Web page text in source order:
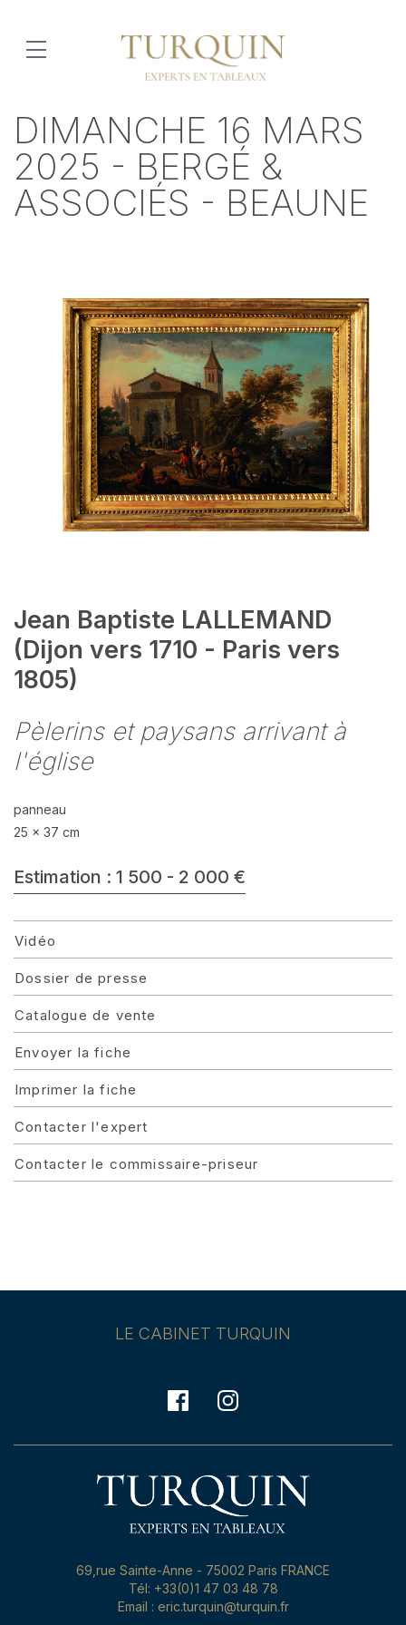
DIMANCHE 16 MARS
2025 - BERGÉ &
ASSOCIÉS - BEAUNE
Jean Baptiste LALLEMAND
(Dijon vers 1710 - Paris vers
1805)
Pèlerins et paysans arrivant à
l'église
panneau
25 x 37 cm
Estimation : 1 500 - 2 000 €
Vidéo
Dossier de presse
Catalogue de vente
Envoyer la fiche
Imprimer la fiche
Contacter l'expert
Contacter le commissaire-priseur
LE CABINET TURQUIN
69,rue Sainte-Anne - 75002 Paris FRANCE
Tél: +33(0)1 47 03 48 78
Email : eric.turquin@turquin.fr